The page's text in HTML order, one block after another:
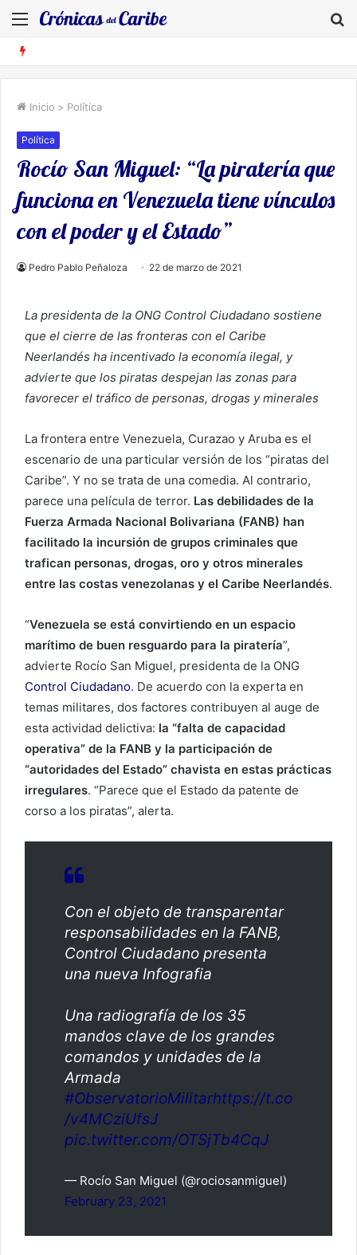
Menú
Inicio > Política
Política
Rocío San Miguel: “La piratería que
funciona en Venezuela tiene vínculos
con el poder y el Estado”
Pedro Pablo Peñaloza 22 de marzo de 2021
La presidenta de la ONG Control Ciudadano sostiene
que el cierre de las fronteras con el Caribe
Neerlandés ha incentivado la economía ilegal, y
advierte que los piratas despejan las zonas para
favorecer el tráfico de personas, drogas y minerales
La frontera entre Venezuela, Curazao y Aruba es el
escenario de una particular versión de los “piratas del
Caribe”. Y no se trata de una comedia. Al contrario,
parece una película de terror. Las debilidades de la
Fuerza Armada Nacional Bolivariana (FANB) han
facilitado la incursión de grupos criminales que
trafican personas, drogas, oro y otros minerales
entre las costas venezolanas y el Caribe Neerlandés.
“Venezuela se está convirtiendo en un espacio
marítimo de buen resguardo para la piratería”,
advierte Rocío San Miguel, presidenta de la ONG
Control Ciudadano. De acuerdo con la experta en
temas militares, dos factores contribuyen al auge de
esta actividad delictiva: la “falta de capacidad
operativa” de la FANB y la participación de
“autoridades del Estado” chavista en estas prácticas
irregulares. “Parece que el Estado da patente de
corso a los piratas”, alerta.
Con el objeto de transparentar
responsabilidades en la FANB,
Control Ciudadano presenta
una nueva Infografia
Una radiografía de los 35
mandos clave de los grandes
comandos y unidades de la
Armada
#ObservatorioMilitarhttps://t.co
/v4MCziUfsJ
pic.twitter.com/OTSjTb4CqJ
— Rocío San Miguel (@rociosanmiguel)
February 23, 2021